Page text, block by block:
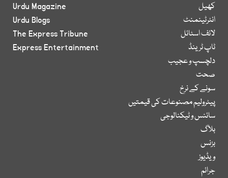
کھیل
انٹرٹینمنٹ
لائف اسٹائل
ٹاپ ٹرینڈ
دلچسپ و عجیب
صحت
سونے کے نرخ
پیٹرولیم مصنوعات کی قیمتیں
سائنس و ٹیکنالوجی
بلاگ
بزنس
ویڈیوز
جرائم
Urdu Magazine
Urdu Blogs
The Express Tribune
Express Entertainment